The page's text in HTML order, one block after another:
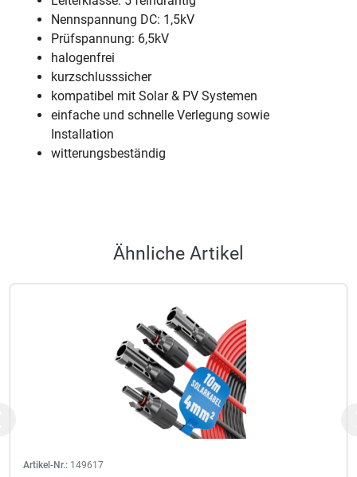
Nennspannung DC: 1,5kV
Prüfspannung: 6,5kV
halogenfrei
kurzschlusssicher
kompatibel mit Solar & PV Systemen
einfache und schnelle Verlegung sowie
Installation
witterungsbeständig
Ähnliche Artikel
Artikel-Nr.: 149617